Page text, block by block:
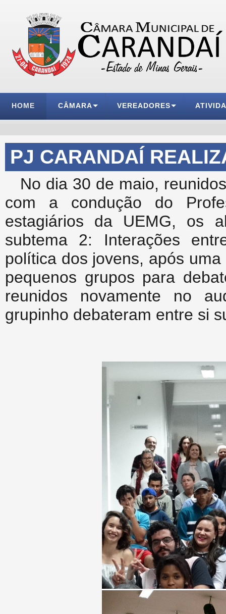
HOME CÂMARA VEREADORES
PJ CARANDAÍ
No dia 30 de maio,
com a condução do
estagiários da UEMG, os
subtema 2: Interações
política dos jovens, após
pequenos grupos para
reunidos novamente no
grupinho debateram entre si